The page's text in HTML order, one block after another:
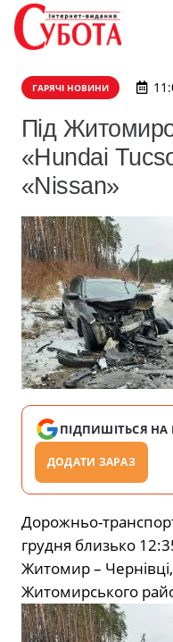
ГАРЯЧІ НОВИНИ
Під
«Hundai
«Nissan»
ПІДПИШІТЬСЯ НА
ДОДАТИ ЗАРАЗ
Дорожньо-
грудня близько
Житомир –
Житомирського